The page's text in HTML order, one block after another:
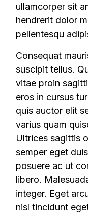
ullamcorper sit
hendrerit dolor
pellentesqu
Consequat
suscipit tellus.
vitae proin
eros in cursus
quis auctor elit
varius quam
Ultrices sagittis
semper eget
posuere ac ut
libero.
integer. Eget
nisl tincidunt